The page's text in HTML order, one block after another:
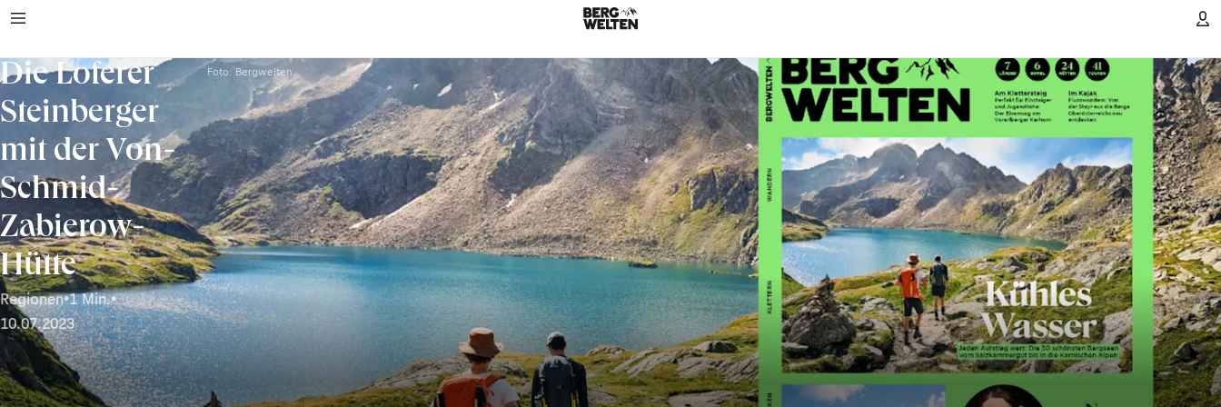
Die Loferer
Steinberger
mit der Von-
Schmid-
Zabierow-
Hütte
Regionen•1 Min.•
10.07.2023
Foto: Bergwelten